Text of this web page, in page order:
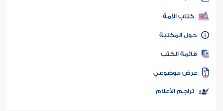
كتب PDF
كتاب الأمة
المكتبة
الكتب
موضوعي